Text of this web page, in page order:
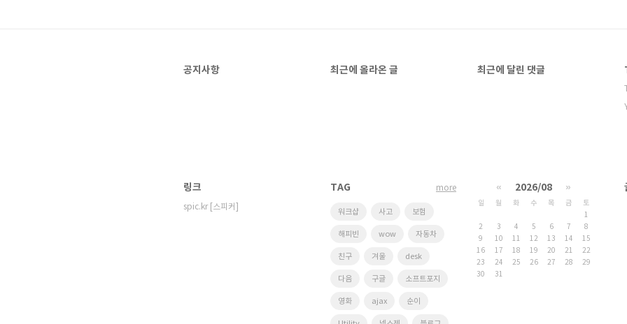
공지사항 최근에 올라온 글 최근에 달린 댓글
링크
spic.kr [스피커]
TAG
워크샵 사고 보험
해피빈 wow 자동차
친구 겨울 desk
다음 구글 소프트포지
영화 ajax 순이
more « 2026/08 »
일 월 화 수 목 금
토
1
2
3 4 5 6 7
8
9
10 11 12 13 14
15
16
17 18 19 20 21
22
23
24 25 26 27 28
29
30
31